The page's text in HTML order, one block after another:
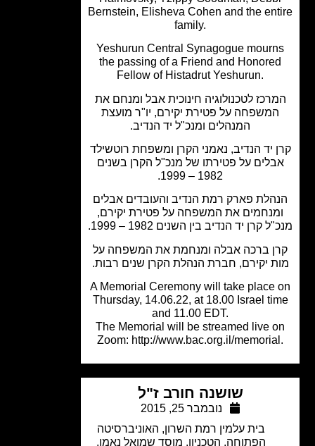
Bernstein, Elisheva Cohen and the
Yeshurun Central Synagogue
the passing of a Friend and
Fellow of Histadrut Yeshurun.
לטכנולוגיה חינוכית אבל ומנחם את
על פטירת יקירם, יו"ר מועצת
המנהלים ומנכ"ל יד הנדיב.
יד הנדיב, נאמני הקרן ומשפחת רוטשילד
על פטירתו של מנכ"ל הקרן בשנים
פארק רמת הנדיב והעובדים אבלים
את המשפחה על פטירת יקירם,
קרן יד הנדיב בין השנים 1982 – 1999.
ברכה אבלה ומנחמת את המשפחה על
יקירם, חברת הנהלת הקרן שנים רבות.
A Memorial Ceremony will take place
Thursday, 14.06.22, at 18.00 Israel
and 11.00 EDT.
The Memorial will be streamed live
Zoom: http://www.bac.org.il/
שושנה חורב ז"ל
נובמבר 25, 2015
בית עלמין רמת השרון,האוניברסיטה
הפתוחה,הטכניון,מוסד שמואל נאמן,